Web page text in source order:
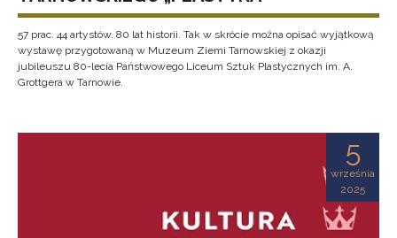
57 prac. 44 artystów. 80 lat historii. Tak w skrócie można opisać wyjątkową
wystawę przygotowaną w Muzeum Ziemi Tarnowskiej z okazji
jubileuszu 80-lecia Państwowego Liceum Sztuk Plastycznych im. A.
Grottgera w Tarnowie.
5
września
2025